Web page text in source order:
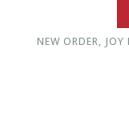
NEW ORDER,